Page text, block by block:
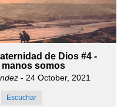
de Dios #4 -
somos
- 24 October, 2021
Escuchar